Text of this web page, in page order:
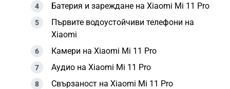
Батерия и зареждане на Xiaomi Mi 11 Pro
Първите водоустойчиви телефони на
Xiaomi
Камери на Xiaomi Mi 11 Pro
Аудио на Xiaomi Mi 11 Pro
Свързаност на Xiaomi Mi 11 Pro